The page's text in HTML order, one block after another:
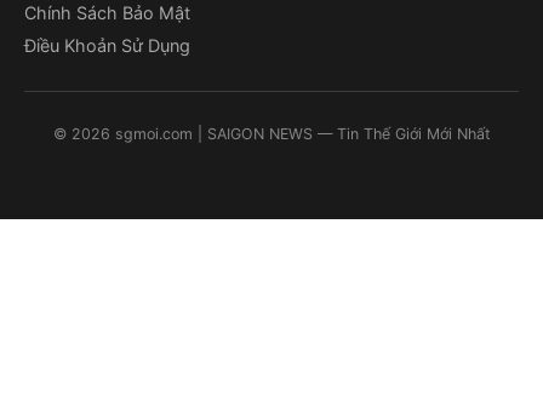
Chính Sách Bảo Mật
Điều Khoản Sử Dụng
© 2026 sgmoi.com | SAIGON NEWS — Tin Thế Giới Mới Nhất